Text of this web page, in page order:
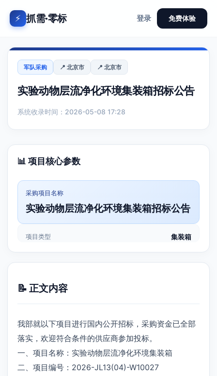
⚡ 抓需·零标 登录 免费体验
军队采购 📍 北京市 📍 北京市
实验动物层流净化环境集装箱招标公告
系统收录时间：2026-05-08 17:28
📊 项目核心参数
采购项目名称
实验动物层流净化环境集装箱招标公告
项目类型 集装箱
📝 正文内容
我部就以下项目进行国内公开招标，采购资金已全部
落实，欢迎符合条件的供应商参加投标。
一、项目名称：实验动物层流净化环境集装箱
二、项目编号：2026-JL13(04)-W10027